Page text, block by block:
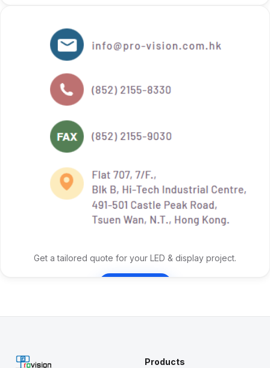
Get a tailored quote for your LED & display project.
Products